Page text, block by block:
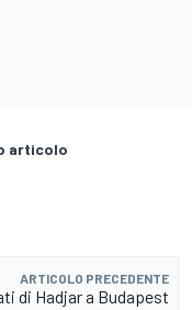
articolo
ARTICOLO PRECEDENTE
di Hadjar a Budapest